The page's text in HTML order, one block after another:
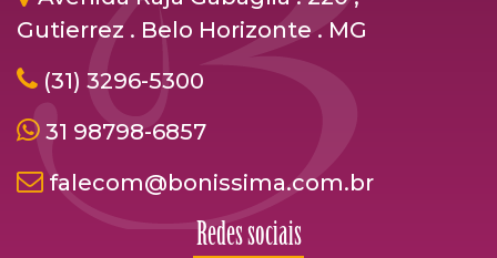
Gutierrez . Belo Horizonte . MG
(31) 3296-5300
31 98798-6857
falecom@bonissima.com.br
Redes sociais